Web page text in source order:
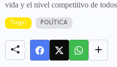
vida y el nivel competitivo de
Tags: POLÍTICA